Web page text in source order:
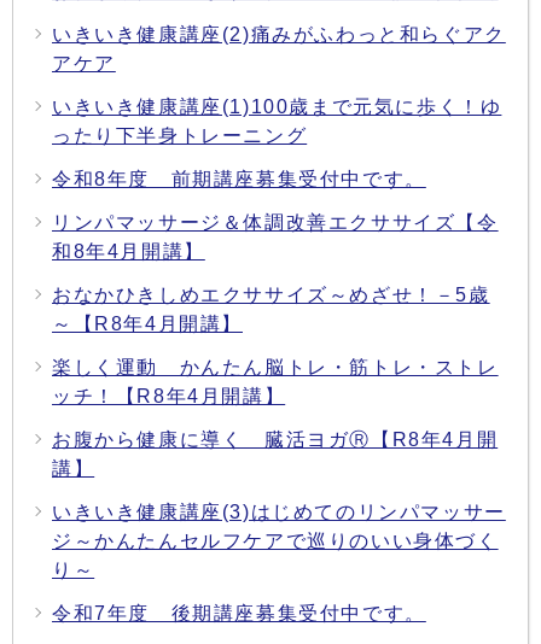
いきいき健康講座(2)痛みがふわっと和らぐアク
アケア
いきいき健康講座(1)100歳まで元気に歩く！ゆ
ったり下半身トレーニング
令和8年度 前期講座募集受付中です。
リンパマッサージ＆体調改善エクササイズ【令
和8年4月開講】
おなかひきしめエクササイズ～めざせ！－5歳
～【R8年4月開講】
楽しく運動 かんたん脳トレ・筋トレ・ストレ
ッチ！【R8年4月開講】
お腹から健康に導く 臓活ヨガⓇ【R8年4月開
講】
いきいき健康講座(3)はじめてのリンパマッサー
ジ～かんたんセルフケアで巡りのいい身体づく
り～
令和7年度 後期講座募集受付中です。